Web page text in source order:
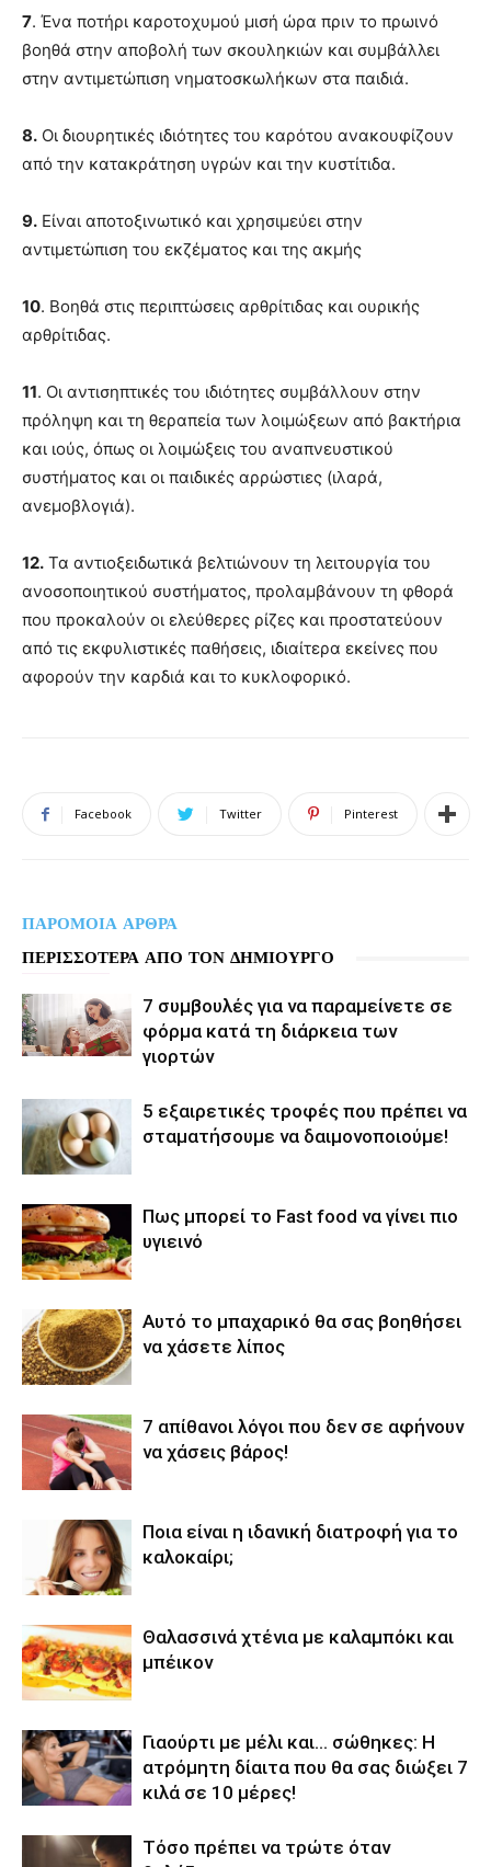
7. Ένα ποτήρι καροτοχυμού μισή ώρα πριν το πρωινό
βοηθά στην αποβολή των σκουληκιών και συμβάλλει
στην αντιμετώπιση νηματοσκωλήκων στα παιδιά.
8. Οι διουρητικές ιδιότητες του καρότου ανακουφίζουν
από την κατακράτηση υγρών και την κυστίτιδα.
9. Είναι αποτοξινωτικό και χρησιμεύει στην
αντιμετώπιση του εκζέματος και της ακμής
10. Βοηθά στις περιπτώσεις αρθρίτιδας και ουρικής
αρθρίτιδας.
11. Οι αντισηπτικές του ιδιότητες συμβάλλουν στην
πρόληψη και τη θεραπεία των λοιμώξεων από βακτήρια
και ιούς, όπως οι λοιμώξεις του αναπνευστικού
συστήματος και οι παιδικές αρρώστιες (ιλαρά,
ανεμοβλογιά).
12. Τα αντιοξειδωτικά βελτιώνουν τη λειτουργία του
ανοσοποιητικού συστήματος, προλαμβάνουν τη φθορά
που προκαλούν οι ελεύθερες ρίζες και προστατεύουν
από τις εκφυλιστικές παθήσεις, ιδιαίτερα εκείνες που
αφορούν την καρδιά και το κυκλοφορικό.
Facebook Twitter Pinterest
ΠΑΡΟΜΟΙΑ ΑΡΘΡΑ
ΠΕΡΙΣΣΟΤΕΡΑ ΑΠΟ ΤΟΝ ΔΗΜΙΟΥΡΓΟ
7 συμβουλές για να παραμείνετε σε
φόρμα κατά τη διάρκεια των
γιορτών
5 εξαιρετικές τροφές που πρέπει να
σταματήσουμε να δαιμονοποιούμε!
Πως μπορεί το Fast food να γίνει πιο
υγιεινό
Αυτό το μπαχαρικό θα σας βοηθήσει
να χάσετε λίπος
7 απίθανοι λόγοι που δεν σε αφήνουν
να χάσεις βάρος!
Ποια είναι η ιδανική διατροφή για το
καλοκαίρι;
Θαλασσινά χτένια με καλαμπόκι και
μπέικον
Γιαούρτι με μέλι και… σώθηκες: Η
ατρόμητη δίαιτα που θα σας διώξει 7
κιλά σε 10 μέρες!
Τόσο πρέπει να τρώτε όταν